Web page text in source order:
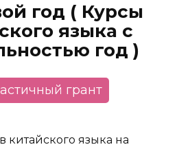
год ( Курсы
языка с
год )
грант
китайского языка на